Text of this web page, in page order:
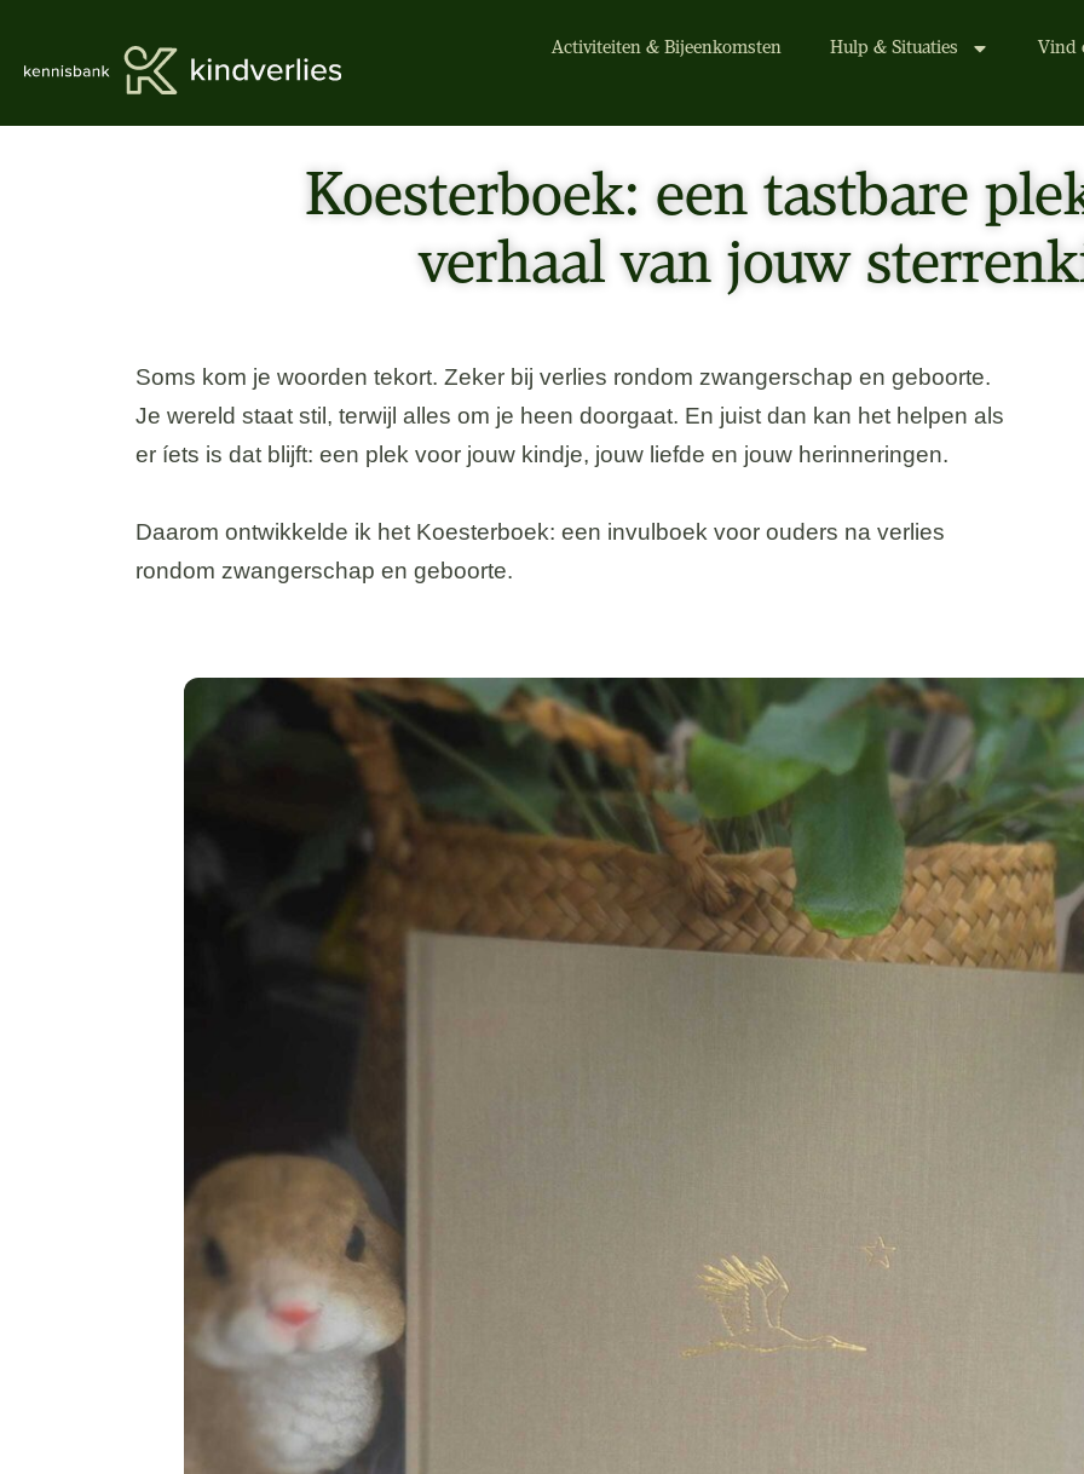
Activiteiten & Bijeenkomsten Hulp & Situaties Vind
Koesterboek: een tastbare
verhaal van jouw
Soms kom je woorden tekort. Zeker bij verlies rondom zwangerschap en geboorte.
Je wereld staat stil, terwijl alles om je heen doorgaat. En juist dan kan het helpen als
er íets is dat blijft: een plek voor jouw kindje, jouw liefde en jouw herinneringen.
Daarom ontwikkelde ik het Koesterboek: een invulboek voor ouders na verlies
rondom zwangerschap en geboorte.